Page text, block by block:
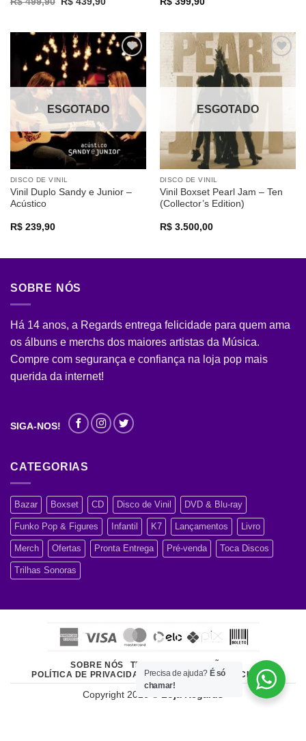
Adicionar
a lista de
desejos
ESGOTADO
DISCO DE VINIL
Vinil Duplo Sandy e Junior –
Acústico
R$239,90
Adicionar
a lista de
desejos
ESGOTADO
DISCO DE VINIL
Vinil Boxset Pearl Jam – Ten
(Collector’s Edition)
R$3.500,00
SOBRE NÓS
Há 14 anos, a Regards entrega felicidade para quem ama
os álbuns e merchs dos maiores artistas da Música.
Compre com segurança e confiança na loja pop mais
querida da internet!
SIGA-NOS!
CATEGORIAS
Bazar Boxset CD Disco de Vinil DVD & Blu-ray
Funko Pop & Figures Infantil K7 Lançamentos Livro
Merch Ofertas Pronta Entrega Pré-venda Toca Discos
Trilhas Sonoras
SOBRE NÓS
TERMOS E CONDIÇÕES
POLÍTICA DE PRIVACIDADE
ATENDIMENTO AO CLIENTE
Copyright 2026 © Loja Regards
Precisa de ajuda? É só
chamar!